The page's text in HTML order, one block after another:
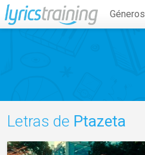
Géneros
Letras de Ptazeta